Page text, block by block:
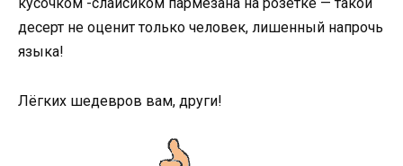
кусочком -слайсиком пармезана на розетке — такой
десерт не оценит только человек, лишенный напрочь
языка!
Лёгких шедевров вам, други!